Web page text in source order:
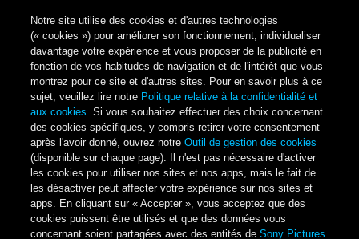
Notre site utilise des cookies et d'autres technologies
(« cookies ») pour améliorer son fonctionnement, individualiser
davantage votre expérience et vous proposer de la publicité en
fonction de vos habitudes de navigation et de l'intérêt que vous
montrez pour ce site et d'autres sites. Pour en savoir plus à ce
sujet, veuillez lire notre Politique relative à la confidentialité et
aux cookies. Si vous souhaitez effectuer des choix concernant
des cookies spécifiques, y compris retirer votre consentement
après l'avoir donné, ouvrez notreOutil de gestion des cookies
(disponible sur chaque page). Il n'est pas nécessaire d'activer
les cookies pour utiliser nos sites et nos apps, mais le fait de
les désactiver peut affecter votre expérience sur nos sites et
apps. En cliquant sur « Accepter », vous acceptez que des
cookies puissent être utilisés et que des données vous
concernant soient partagées avec des entités deSony Pictures